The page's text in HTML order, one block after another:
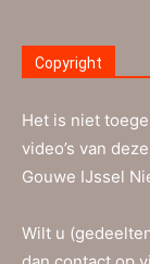
Copyright
Het is niet
video’s van
Gouwe IJssel
Wilt u